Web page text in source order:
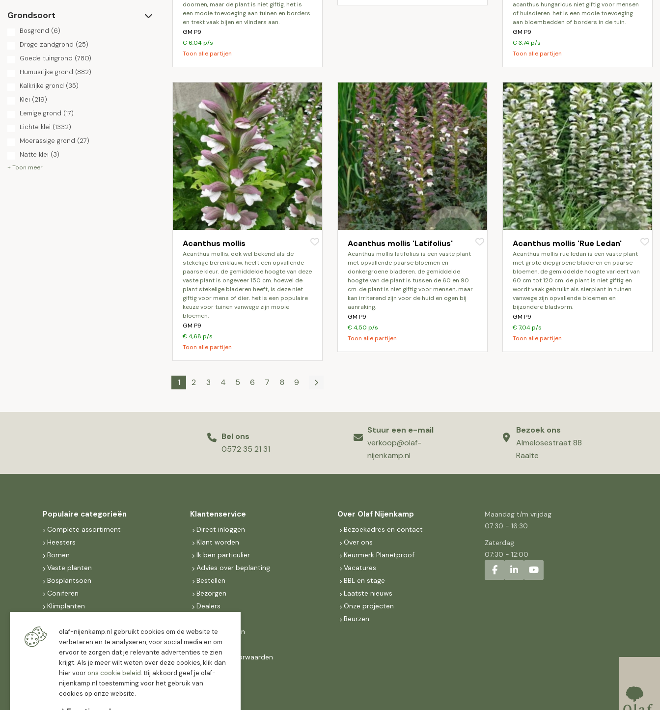
Grondsoort
Bosgrond (6)
Droge zandgrond (25)
Goede tuingrond (780)
Humusrijke grond (882)
Kalkrijke grond (35)
Klei (219)
Lemige grond (17)
Lichte klei (1332)
Moerassige grond (27)
Natte klei (3)
+ Toon meer
doornen, maar de plant is niet giftig. het is
een mooie toevoeging aan tuinen en borders
en trekt vaak bijen en vlinders aan.
GM P9
€ 6,04 p/s
Toon alle partijen
acanthus hungaricus niet giftig voor mensen
of huisdieren. het is een mooie toevoeging
aan bloembedden of borders in de tuin.
GM P9
€ 3,74 p/s
Toon alle partijen
Acanthus mollis
acanthus mollis, ook wel bekend als de
stekelige berenklauw, heeft een opvallende
paarse kleur. de gemiddelde hoogte van deze
vaste plant is ongeveer 150 cm. hoewel de
plant stekelige bladeren heeft, is deze niet
giftig voor mens of dier. het is een populaire
keuze voor tuinen vanwege zijn mooie
bloemen.
GM P9
€ 4,68 p/s
Toon alle partijen
Acanthus mollis 'Latifolius'
acanthus mollis latifolius is een vaste plant
met opvallende paarse bloemen en
donkergroene bladeren. de gemiddelde
hoogte van de plant is tussen de 60 en 90
cm. de plant is niet giftig voor mensen, maar
kan irriterend zijn voor de huid en ogen bij
aanraking.
GM P9
€ 4,50 p/s
Toon alle partijen
Acanthus mollis 'Rue Ledan'
acanthus mollis rue ledan is een vaste plant
met grote diepgroene bladeren en paarse
bloemen. de gemiddelde hoogte varieert van
60 cm tot 120 cm. de plant is niet giftig en
wordt vaak gebruikt als sierplant in tuinen
vanwege zijn opvallende bloemen en
bijzondere bladvorm.
GM P9
€ 7,04 p/s
Toon alle partijen
1 2 3 4 5 6 7 8 9
Bel ons
0572 35 21 31
Stuur een e-mail
verkoop@olaf-
nijenkamp.nl
Bezoek ons
Almelosestraat 88
Raalte
Populaire categorieën
Complete assortiment
Heesters
Bomen
Vaste planten
Bosplantsoen
Coniferen
Klimplanten
Dak, lei- & vormbomen
Dealers
Klantenservice
Direct inloggen
Klant worden
Ik ben particulier
Advies over beplanting
Bestellen
Bezorgen
Dealers
IncoNed Groen
FAQ
Algemene voorwaarden
Over Olaf Nijenkamp
Bezoekadres en contact
Over ons
Keurmerk Planetproof
Vacatures
BBL en stage
Laatste nieuws
Onze projecten
Beurzen
Maandag t/m vrijdag
07:30 - 16:30
Zaterdag
07:30 - 12:00
olaf-nijenkamp.nl gebruikt cookies om de website te
verbeteren en te analyseren, voor social media en om
ervoor te zorgen dat je relevante advertenties te zien
krijgt. Als je meer wilt weten over deze cookies, klik dan
hier voorons cookie beleid. Bij akkoord geef je olaf-
nijenkamp.nl toestemming voor het gebruik van
cookies op onze website.